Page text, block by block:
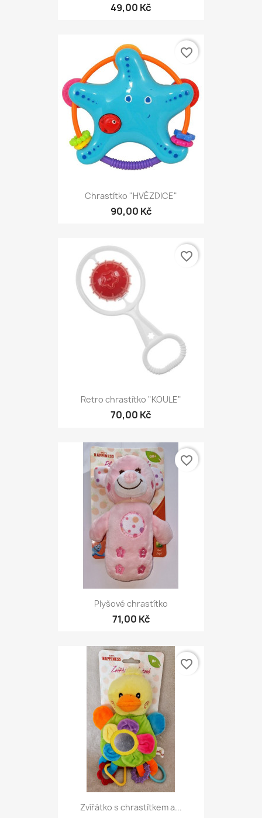
49,00 Kč
Chrastítko "HVĚZDICE"
90,00 Kč
favorite_border
Retro chrastítko "KOULE"
70,00 Kč
favorite_border
Plyšové chrastítko
71,00 Kč
favorite_border
Zvířátko s chrastítkem a...
favorite_border